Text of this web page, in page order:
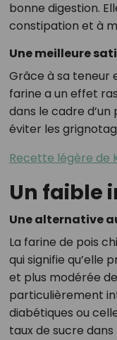
bonne digestion.
constipation et à
Une meilleure
Grâce à sa teneur
farine a un effet
dans le cadre
éviter les
Recette légère de
Un faible
Une alternative
La farine de pois
qui signifie qu’elle
et plus modérée
particulièrement
diabétiques ou
taux de sucre dans